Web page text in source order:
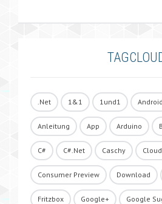
.Net 1&1 1und1 Android
Anleitung App Arduino
C# C#.Net Caschy
Consumer Preview Download
Fritzbox Google+ Google